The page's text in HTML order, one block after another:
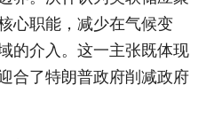
心职能，减少在气候变
的介入。这一主张既体现
合了特朗普政府削减政府